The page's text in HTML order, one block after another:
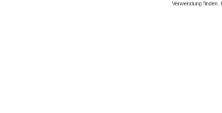
Verwendung finden.